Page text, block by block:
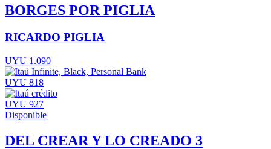
BORGES POR PIGLIA
RICARDO PIGLIA
UYU 1.090
UYU 818
UYU 927
Disponible
DEL CREAR Y LO CREADO 3